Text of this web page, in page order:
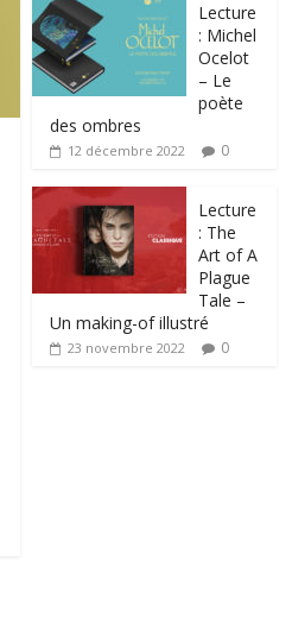
Lecture
: Michel
Ocelot
– Le
poète
des ombres
12 décembre 2022 0
Lecture
: The
Art of A
Plague
Tale –
Un making-of illustré
23 novembre 2022 0